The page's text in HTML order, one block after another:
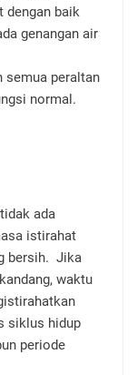
dengan baik
genangan air
semua peraltan
normal.
ada
istirahat
bersih. Jika
waktu
siklus hidup
periode